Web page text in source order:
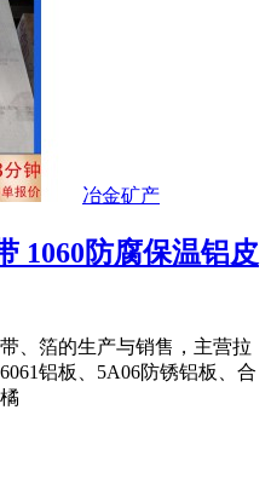
冶金矿产
1060防腐保温铝皮
、箔的生产与销售，主营拉
铝板、5A06防锈铝板、合